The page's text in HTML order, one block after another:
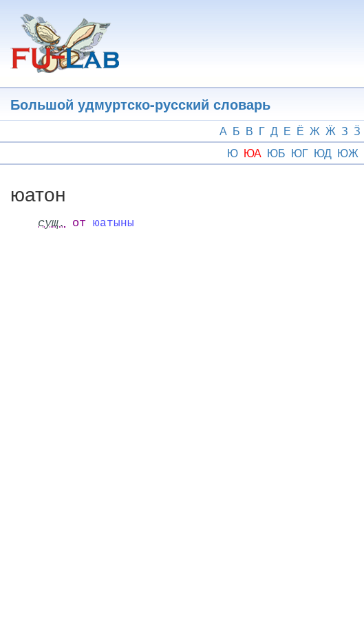
основному
содержанию
Большой удмуртско-русский словарь
А Б В Г Д Е Ё Ж Ӝ З Ӟ
Ю ЮА ЮБ ЮГ ЮД ЮЖ
юатон
сущ. от юатыны